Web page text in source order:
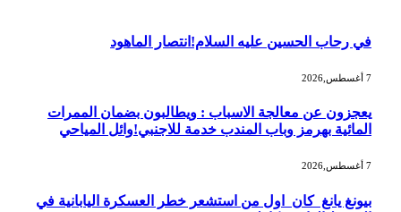
في رحاب الحسين عليه السلام!انتصار الماهود
يعجزون عن معالجة الاسباب : ويطالبون بضمان الممرات
المائية بهرمز وباب المندب خدمة للاجنبي!وائل المياحي
بيونغ يانغ كان اول من استشعر خطر العسكرة اليابانية في